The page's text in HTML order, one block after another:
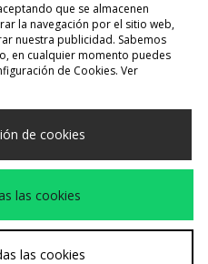
País
formas de pago
en www.jdplc.com
que se almacenen
la navegación por el sitio web,
nuestra publicidad. Sabemos
en cualquier momento puedes
de Cookies. Ver
de cookies
las cookies
las cookies